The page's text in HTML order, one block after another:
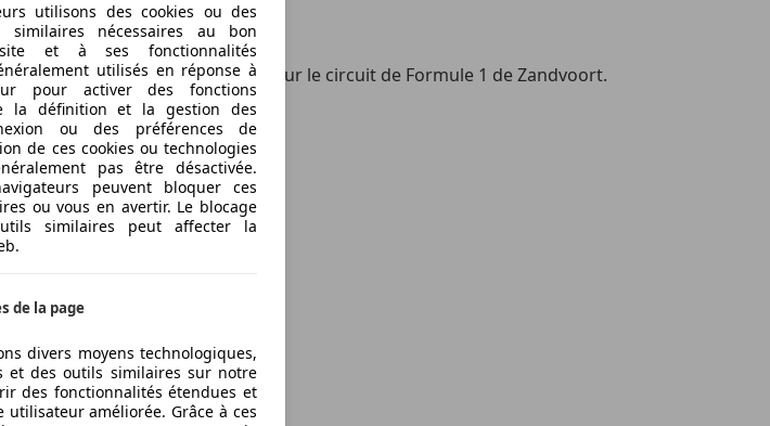
de 435 ch. On l’essaye sur le circuit de Formule 1 de Zandvoort.
utilisons des cookies ou des
nécessaires au bon
et à ses fonctionnalités
utilisés en réponse à
pour activer des fonctions
la définition et la gestion des
ou des préférences de
de ces cookies ou technologies
pas être désactivée.
peuvent bloquer ces
ou vous en avertir. Le blocage
similaires peut affecter la
de la page
divers moyens technologiques,
et des outils similaires sur notre
des fonctionnalités étendues et
améliorée. Grâce à ces